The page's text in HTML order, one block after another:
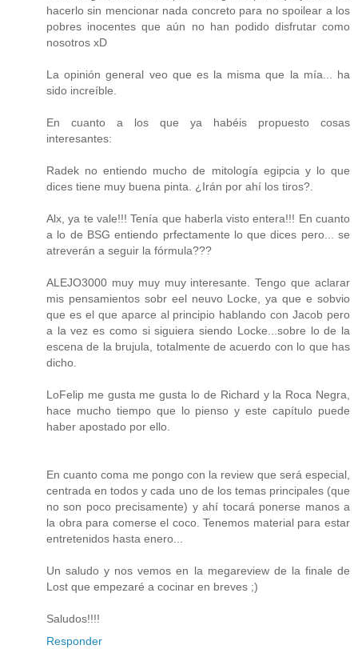
hacerlo sin mencionar nada concreto para no spoilear a los
pobres inocentes que aún no han podido disfrutar como
nosotros xD
La opinión general veo que es la misma que la mía... ha
sido increíble.
En cuanto a los que ya habéis propuesto cosas
interesantes:
Radek no entiendo mucho de mitología egipcia y lo que
dices tiene muy buena pinta. ¿Irán por ahí los tiros?.
Alx, ya te vale!!! Tenía que haberla visto entera!!! En cuanto
a lo de BSG entiendo prfectamente lo que dices pero... se
atreverán a seguir la fórmula???
ALEJO3000 muy muy muy interesante. Tengo que aclarar
mis pensamientos sobr eel neuvo Locke, ya que e sobvio
que es el que aparce al principio hablando con Jacob pero
a la vez es como si siguiera siendo Locke...sobre lo de la
escena de la brujula, totalmente de acuerdo con lo que has
dicho.
LoFelip me gusta me gusta lo de Richard y la Roca Negra,
hace mucho tiempo que lo pienso y este capítulo puede
haber apostado por ello.
En cuanto coma me pongo con la review que será especial,
centrada en todos y cada uno de los temas principales (que
no son poco precisamente) y ahí tocará ponerse manos a
la obra para comerse el coco. Tenemos material para estar
entretenidos hasta enero...
Un saludo y nos vemos en la megareview de la finale de
Lost que empezaré a cocinar en breves ;)
Saludos!!!!
Responder